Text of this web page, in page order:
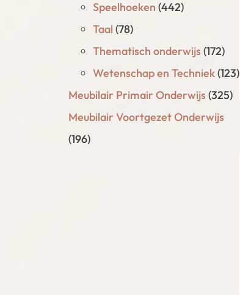
Speelhoeken (442)
Taal (78)
Thematisch onderwijs (172)
Wetenschap en Techniek(123)
Meubilair Primair Onderwijs (325)
Meubilair Voortgezet Onderwijs
(196)